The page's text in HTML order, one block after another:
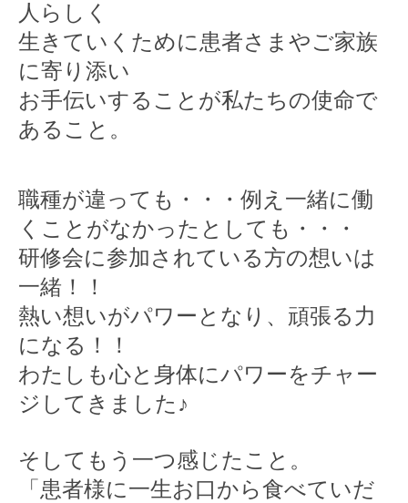
人らしく
生きていくために患者さまやご家族
に寄り添い
お手伝いすることが私たちの使命で
あること。
職種が違っても・・・例え一緒に働
くことがなかったとしても・・・
研修会に参加されている方の想いは
一緒！！
熱い想いがパワーとなり、頑張る力
になる！！
わたしも心と身体にパワーをチャー
ジしてきました♪
そしてもう一つ感じたこと。
「患者様に一生お口から食べていだ